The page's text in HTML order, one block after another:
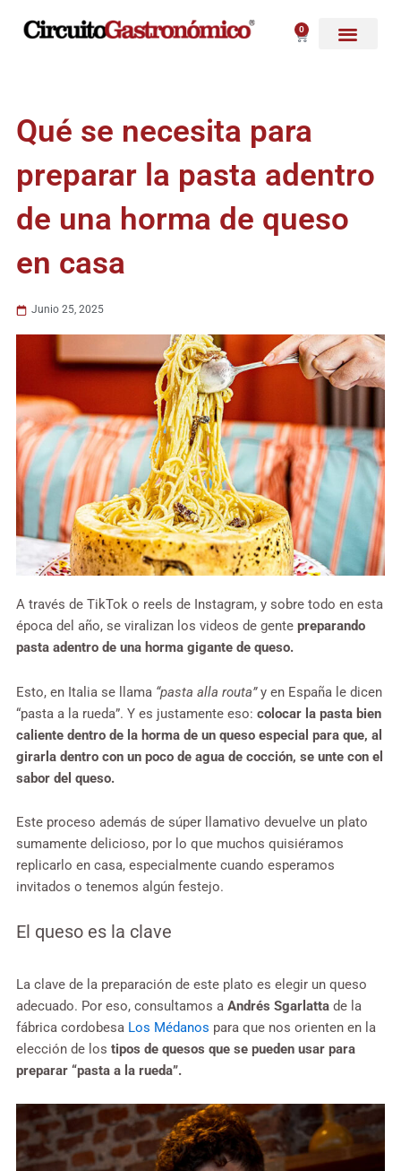
0
Carrito
Qué se necesita para
preparar la pasta adentro
de una horma de queso
en casa
Junio 25, 2025
A través de TikTok o reels de Instagram, y sobre todo en esta
época del año, se viralizan los videos de gente preparando
pasta adentro de una horma gigante de queso.
Esto, en Italia se llama “pasta alla routa”y en España le dicen
“pasta a la rueda”. Y es justamente eso: colocar la pasta bien
caliente dentro de la horma de un queso especial para que, al
girarla dentro con un poco de agua de cocción, se unte con el
sabor del queso.
Este proceso además de súper llamativo devuelve un plato
sumamente delicioso, por lo que muchos quisiéramos
replicarlo en casa, especialmente cuando esperamos
invitados o tenemos algún festejo.
El queso es la clave
La clave de la preparación de este plato es elegir un queso
adecuado. Por eso, consultamos a Andrés Sgarlatta de la
fábrica cordobesa Los Médanos para que nos orienten en la
elección de los tipos de quesos que se pueden usar para
preparar “pasta a la rueda”.